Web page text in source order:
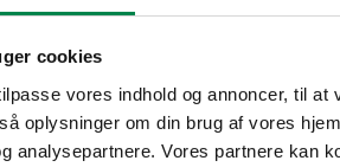
cookies
vores indhold og annoncer, til
oplysninger om din brug af vores
analysepartnere. Vores partnere kan